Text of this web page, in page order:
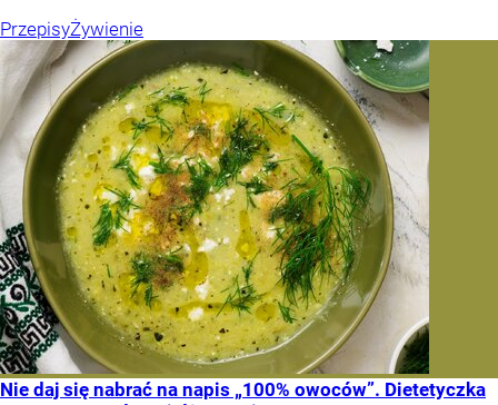
PrzepisyŻywienie
Nie daj się nabrać na napis „100% owoców”. Dietetyczka